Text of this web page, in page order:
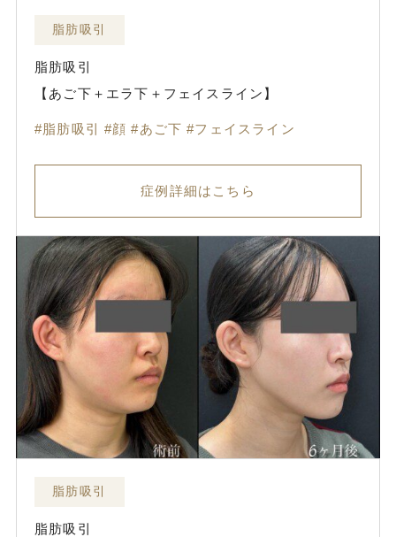
脂肪吸引
脂肪吸引
【あご下＋エラ下＋フェイスライン】
脂肪吸引 顔 あご下 フェイスライン
症例詳細はこちら
脂肪吸引
脂肪吸引